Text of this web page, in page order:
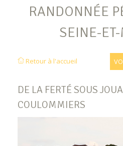
RANDONNÉE
SEINE-
Retour à l'accueil
DE LA FERTÉ SOUS
COULOMMIERS